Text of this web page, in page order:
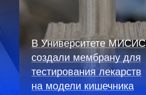
В Университете МИСИС
создали мембрану для
тестирования лекарств
на модели кишечника